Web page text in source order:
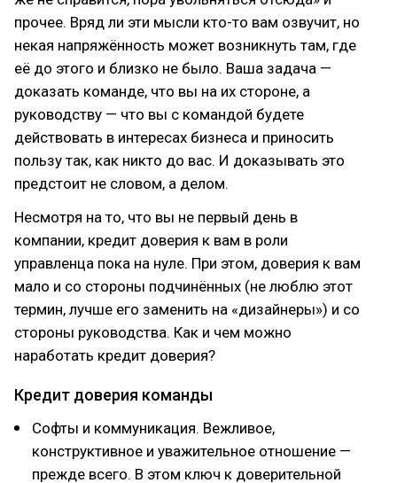
прочее. Вряд ли эти мысли кто-то вам озвучит, но
некая напряжённость может возникнуть там, где
её до этого и близко не было. Ваша задача —
доказать команде, что вы на их стороне, а
руководству — что вы с командой будете
действовать в интересах бизнеса и приносить
пользу так, как никто до вас. И доказывать это
предстоит не словом, а делом.
Несмотря на то, что вы не первый день в
компании, кредит доверия к вам в роли
управленца пока на нуле. При этом, доверия к вам
мало и со стороны подчинённых (не люблю этот
термин, лучше его заменить на «дизайнеры») и со
стороны руководства. Как и чем можно
наработать кредит доверия?
Кредит доверия команды
Софты и коммуникация. Вежливое,
конструктивное и уважительное отношение —
прежде всего. В этом ключ к доверительной